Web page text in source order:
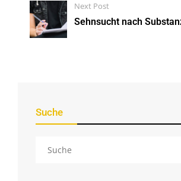
Next Post
Sehnsucht nach
Suche